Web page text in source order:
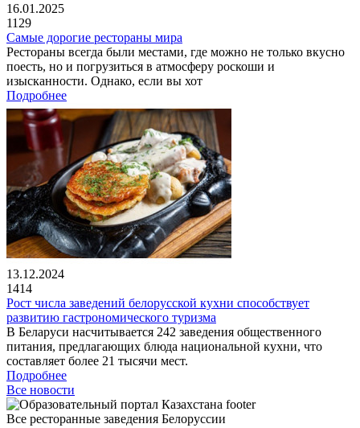
16.01.2025
1129
Самые дорогие рестораны мира
Рестораны всегда были местами, где можно не только вкусно
поесть, но и погрузиться в атмосферу роскоши и
изысканности. Однако, если вы хот
Подробнее
13.12.2024
1414
Рост числа заведений белорусской кухни способствует
развитию гастрономического туризма
В Беларуси насчитывается 242 заведения общественного
питания, предлагающих блюда национальной кухни, что
составляет более 21 тысячи мест.
Подробнее
Все новости
Все ресторанные заведения Белоруссии